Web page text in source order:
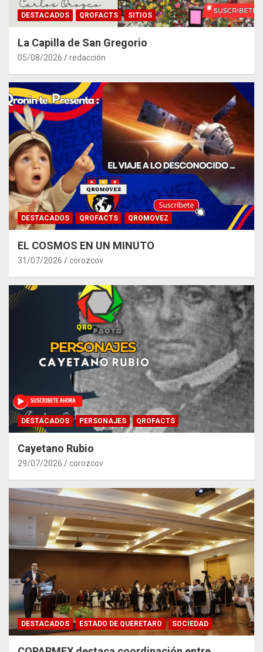
DESTACADOS QROFACTS SITIOS
La Capilla de San Gregorio
05/08/2026 redacción
DESTACADOS QROFACTS QROMOVEZ
EL COSMOS EN UN MINUTO
31/07/2026 corozcov
DESTACADOS PERSONAJES QROFACTS
Cayetano Rubio
29/07/2026 corozcov
DESTACADOS ESTADO DE QUERETARO SOCIEDAD